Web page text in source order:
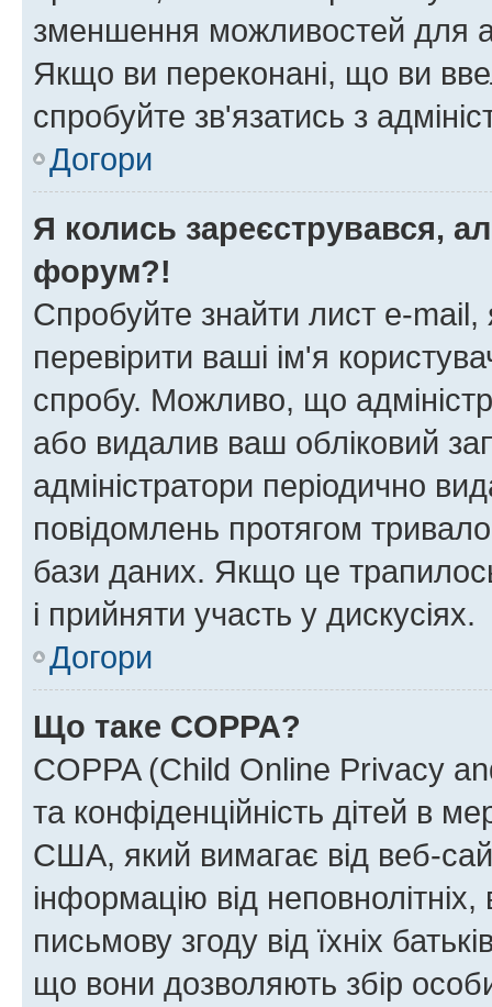
зменшення можливостей для
Якщо ви переконані, що ви
спробуйте зв'язатись з
Догори
Я колись зареєструвався,
форум?!
Спробуйте знайти лист e-mail,
перевірити ваші ім'я
спробу. Можливо, що
або видалив ваш обліковий
адміністратори періодично
повідомлень протягом
бази даних. Якщо це
і прийняти участь у дискусіях.
Догори
Що таке COPPA?
COPPA (Child Online Privacy
та конфіденційність дітей в
США, який вимагає від веб-
інформацію від
письмову згоду від їхніх
що вони дозволяють збір